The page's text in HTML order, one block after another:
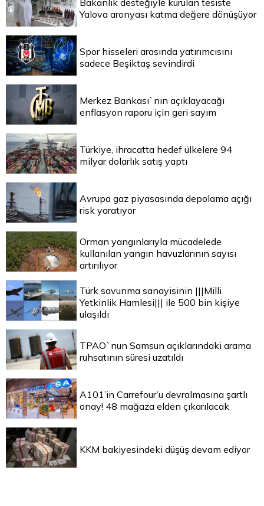
Bakanlık desteğiyle kurulan tesiste
Yalova aronyası katma değere dönüşüyor
Spor hisseleri arasında yatırımcısını
sadece Beşiktaş sevindirdi
Merkez Bankası`nın açıklayacağı
enflasyon raporu için geri sayım
Türkiye, ihracatta hedef ülkelere 94
milyar dolarlık satış yaptı
Avrupa gaz piyasasında depolama açığı
risk yaratıyor
Orman yangınlarıyla mücadelede
kullanılan yangın havuzlarının sayısı
artırılıyor
Türk savunma sanayisinin |||Milli
Yetkinlik Hamlesi||| ile 500 bin kişiye
ulaşıldı
TPAO`nun Samsun açıklarındaki arama
ruhsatının süresi uzatıldı
A101’in Carrefour’u devralmasına şartlı
onay! 48 mağaza elden çıkarılacak
KKM bakiyesindeki düşüş devam ediyor